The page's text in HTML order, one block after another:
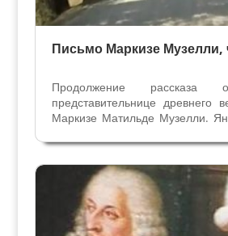
Письмо Маркизе Музелли,
Продолжение рассказа
представительнице древнего
Маркизе Матильде Музелли.
пышная среди всех
Самое важное, что это был
по любви. В...
Иконография
Портреты